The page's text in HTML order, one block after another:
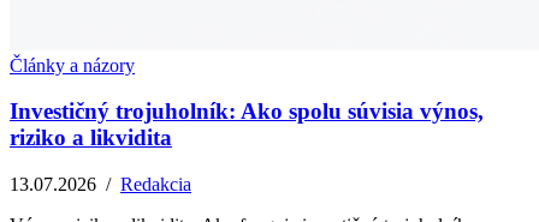
Články a názory
Investičný trojuholník: Ako spolu súvisia výnos,
riziko a likvidita
13.07.2026 / Redakcia